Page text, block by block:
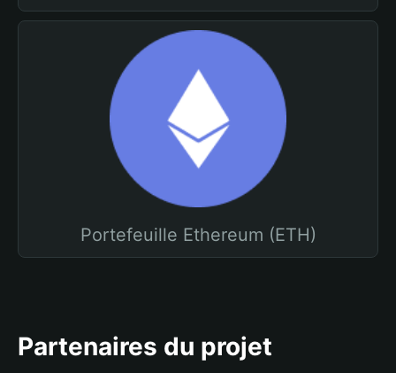
Portefeuille Ethereum (ETH)
Partenaires du projet